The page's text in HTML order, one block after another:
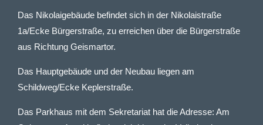
Das Nikolaigebäude befindet sich in der Nikolaistraße
1a/Ecke Bürgerstraße, zu erreichen über die Bürgerstraße
aus Richtung Geismartor.
Das Hauptgebäude und der Neubau liegen am
Schildweg/Ecke Keplerstraße.
Das Parkhaus mit dem Sekretariat hat die Adresse: Am